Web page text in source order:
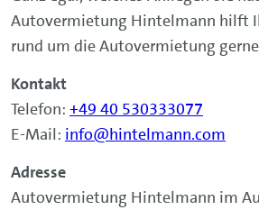
Autovermietung Hintelmann hilft
rund um die Autovermietung
Kontakt
Telefon: +49 40 530333077
E-Mail: info@hintelmann.com
Adresse
Autovermietung Hintelmann im